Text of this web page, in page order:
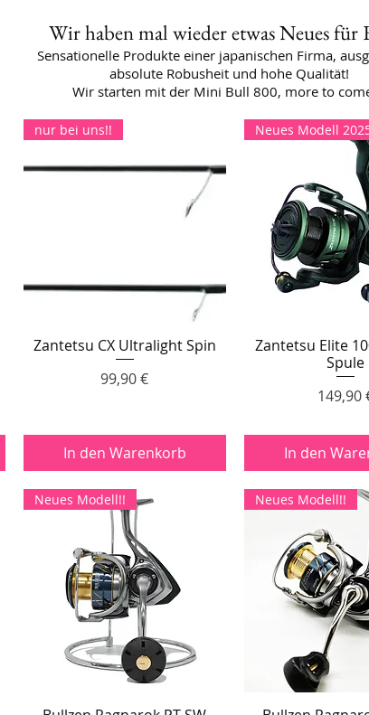
Wir haben mal wieder etwas Neues für
Sensationelle Produkte einer japanischen Firma,
absolute Robusheit und hohe Qualität!
Wir starten mit der Mini Bull 800, more to
Schnellansicht
nur bei uns!!
Zantetsu CX Ultralight Spin
Preis
99,90 €
In den Warenkorb
Neues Modell
Zantetsu Elite
Spule
Preis
149,90
In den
Neues Modell!! Neues Modell!!